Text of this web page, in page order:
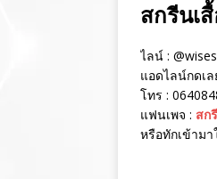
สกรีนเ
ไลน์ :
แอดไลน์กดเล
โทร :
แฟนเพจ : สก
หรือทักเข้าม